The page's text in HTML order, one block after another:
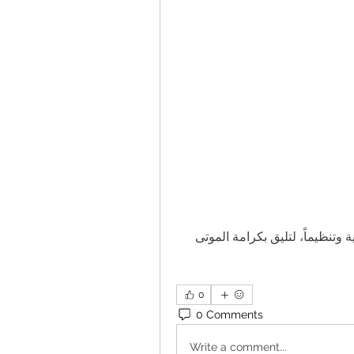
0
0 Comments
Write a comment...